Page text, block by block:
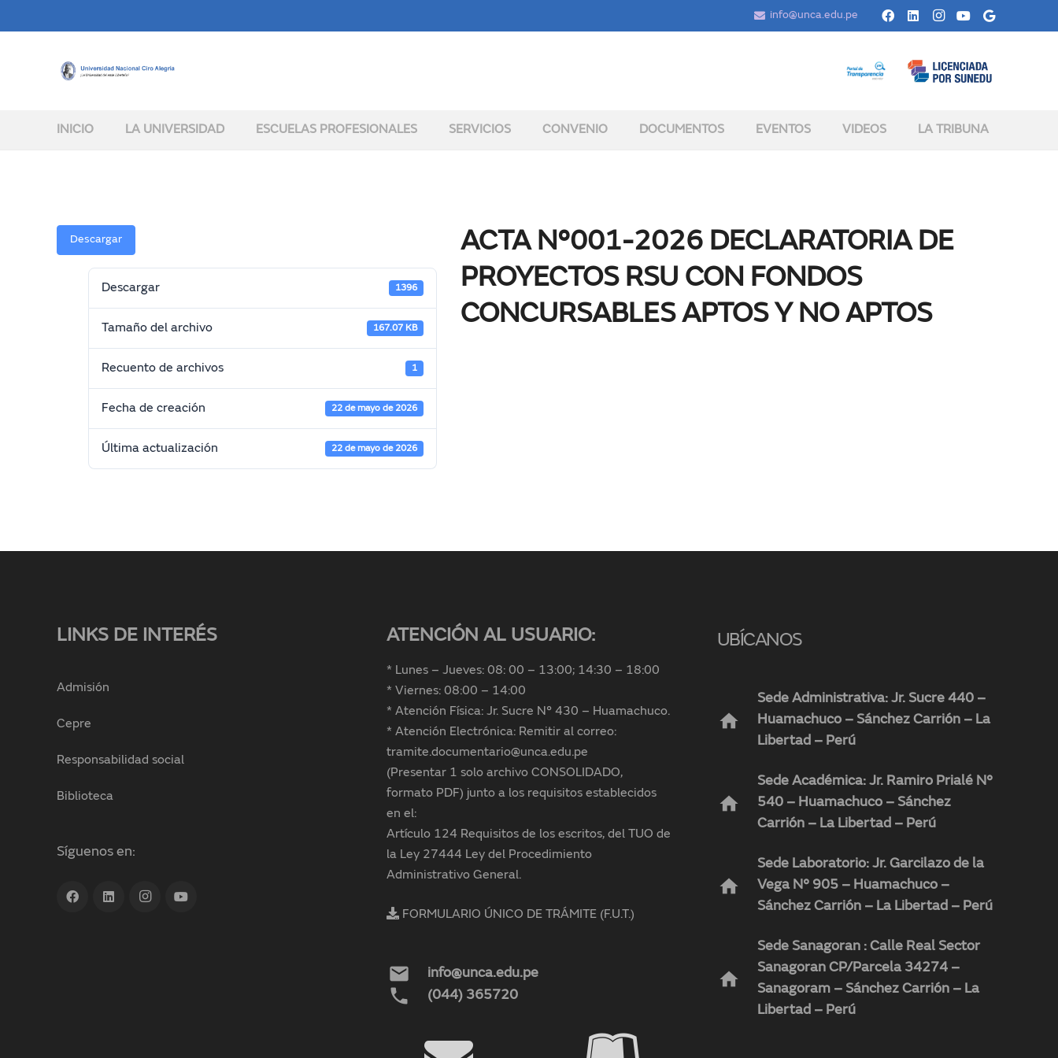
info@unca.edu.pe
INICIO LA UNIVERSIDAD ESCUELAS PROFESIONALES SERVICIOS CONVENIO DOCUMENTOS EVENTOS VIDEOS LA TRIBUNA
Descargar
Descargar 1396
Tamaño del archivo 167.07 KB
Recuento de archivos 1
Fecha de creación 22 de mayo de 2026
Última actualización 22 de mayo de 2026
ACTA N°001-2026 DECLARATORIA DE
PROYECTOS RSU CON FONDOS
CONCURSABLES APTOS Y NO APTOS
LINKS DE INTERÉS
Admisión
Cepre
Responsabilidad social
Biblioteca
Síguenos en:
ATENCIÓN AL USUARIO:
* Lunes – Jueves: 08: 00 – 13:00; 14:30 – 18:00
* Viernes: 08:00 – 14:00
* Atención Física: Jr. Sucre N° 430 – Huamachuco.
* Atención Electrónica: Remitir al correo:
tramite.documentario@unca.edu.pe
(Presentar 1 solo archivo CONSOLIDADO,
formato PDF) junto a los requisitos establecidos
en el:
Artículo 124 Requisitos de los escritos, del TUO de
la Ley 27444 Ley del Procedimiento
Administrativo General.
FORMULARIO ÚNICO DE TRÁMITE (F.U.T.)
mail info@unca.edu.pe
phone (044) 365720
UBÍCANOS
home
Sede Administrativa: Jr. Sucre 440 –
Huamachuco – Sánchez Carrión – La
Libertad – Perú
home
Sede Académica: Jr. Ramiro Prialé N°
540 – Huamachuco – Sánchez
Carrión – La Libertad – Perú
home
Sede Laboratorio: Jr. Garcilazo de la
Vega N° 905 – Huamachuco –
Sánchez Carrión – La Libertad – Perú
home
Sede Sanagoran : Calle Real Sector
Sanagoran CP/Parcela 34274 –
Sanagoram – Sánchez Carrión – La
Libertad – Perú